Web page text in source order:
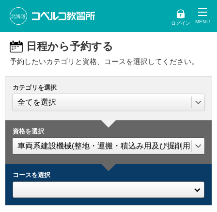
北海道
ログイン
日程から予約する
予約したいカテゴリと資格、コースを選択してください。
カテゴリを選択
資格を選択
コースを選択